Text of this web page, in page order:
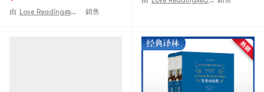
由 Love Reading@CHINA 銷售